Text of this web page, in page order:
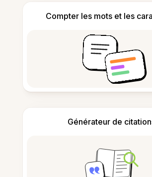
Compter les mots et les
Générateur de